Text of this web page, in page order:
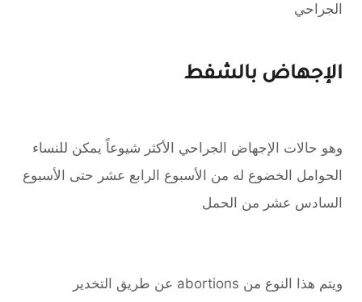
الجراحي
الإجهاض بالشفط
وهو حالات الإجهاض الجراحي الأكثر شيوعاً يمكن للنساء
الحوامل الخضوع له من الأسبوع الرابع عشر حتى الأسبوع
السادس عشر من الحمل
ويتم هذا النوع من abortions عن طريق التخدير